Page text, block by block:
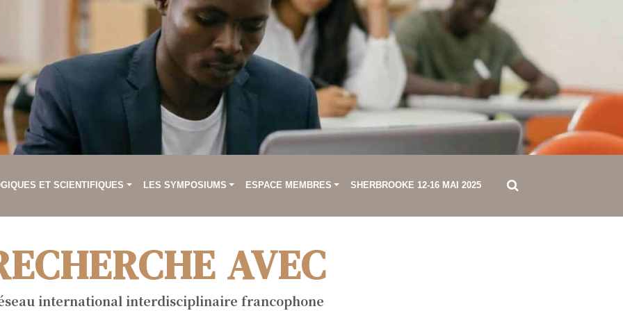
ET SCIENTIFIQUES LES SYMPOSIUMS ESPACE MEMBRES SHERBROOKE 12-16 MAI 2025
AVEC
international interdisciplinaire francophone